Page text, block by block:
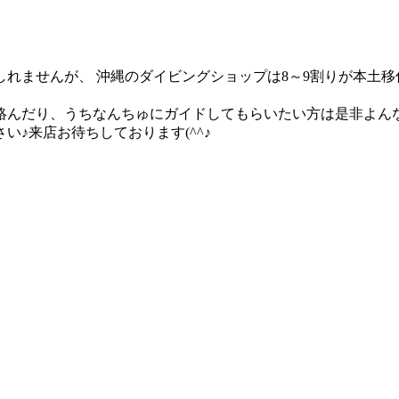
ませんが、 沖縄のダイビングショップは8～9割りが本土
だり、うちなんちゅにガイドしてもらいたい方は是非よ
♪来店お待ちしております(^^♪